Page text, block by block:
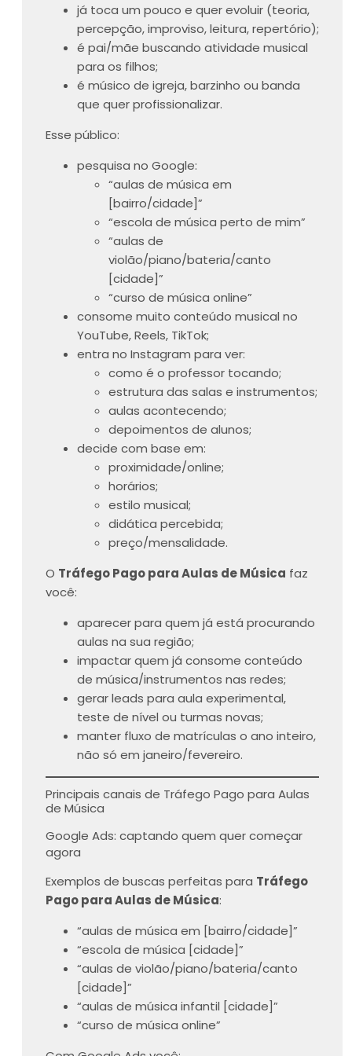
já toca um pouco e quer evoluir (teoria,
percepção, improviso, leitura, repertório);
é pai/mãe buscando atividade musical
para os filhos;
é músico de igreja, barzinho ou banda
que quer profissionalizar.
Esse público:
pesquisa no Google:
“aulas de música em
[bairro/cidade]”
“escola de música perto de mim”
“aulas de
violão/piano/bateria/canto
[cidade]”
“curso de música online”
consome muito conteúdo musical no
YouTube, Reels, TikTok;
entra no Instagram para ver:
como é o professor tocando;
estrutura das salas e instrumentos;
aulas acontecendo;
depoimentos de alunos;
decide com base em:
proximidade/online;
horários;
estilo musical;
didática percebida;
preço/mensalidade.
O Tráfego Pago para Aulas de Música faz
você:
aparecer para quem já está procurando
aulas na sua região;
impactar quem já consome conteúdo
de música/instrumentos nas redes;
gerar leads para aula experimental,
teste de nível ou turmas novas;
manter fluxo de matrículas o ano inteiro,
não só em janeiro/fevereiro.
Principais canais de Tráfego Pago para Aulas
de Música
Google Ads: captando quem quer começar
agora
Exemplos de buscas perfeitas para Tráfego
Pago para Aulas de Música:
“aulas de música em [bairro/cidade]”
“escola de música [cidade]”
“aulas de violão/piano/bateria/canto
[cidade]”
“aulas de música infantil [cidade]”
“curso de música online”